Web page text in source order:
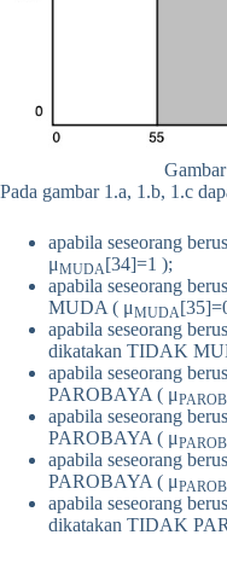
Pada gambar 1.a, 1.b, 1.c
apabila seseorang
μMUDA[34]=1 );
apabila seseorang
MUDA ( μMUDA
apabila seseorang
dikatakan TIDAK
apabila seseorang
PAROBAYA ( μ
apabila seseorang
PAROBAYA ( μ
apabila seseorang
PAROBAYA ( μ
apabila seseorang
dikatakan TIDAK